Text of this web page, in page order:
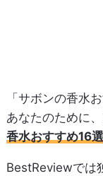
「サボンの香水
あなたのために
香水おすすめ16選
BestReviewでは